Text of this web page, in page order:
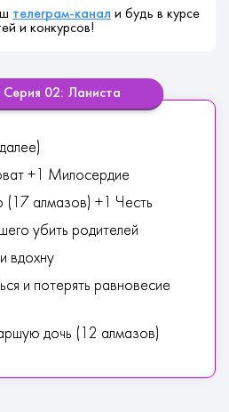
телеграм-канал и будь в курсе
и конкурсов!
Серия 02: Ланиста
+1 Милосердие
(17 алмазов) +1 Честь
убить родителей
вдохну
и потерять равновесие
дочь (12 алмазов)